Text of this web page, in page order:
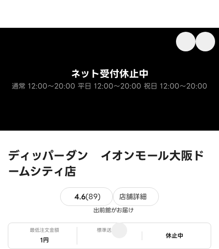
ディッパーダン イオンモール大阪ド
ームシティ店
ネット受付休止中
通常 12:00～20:00 平日 12:00～20:00 祝日 12:00～20:00
4.6(89) 89件のレビュー
店舗詳細
出前館がお届け
最低注文金額
1円
標準送料
ステータス
休止中